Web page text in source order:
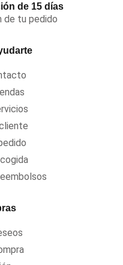
de 15 días
de tu pedido